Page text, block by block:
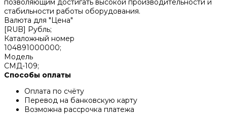
позволяющим достигать высокой производительности и
стабильности работы оборудования.
Валюта для "Цена"
[RUB] Рубль;
Каталожный номер
104891000000;
Модель
СМД-109;
Способы оплаты
Оплата по счёту
Перевод на банковскую карту
Возможна рассрочка платежа